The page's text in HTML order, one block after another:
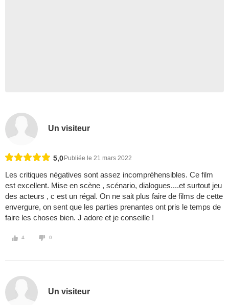
Un visiteur
5,0 Publiée le 21 mars 2022
Les critiques négatives sont assez incompréhensibles. Ce film
est excellent. Mise en scène , scénario, dialogues....et surtout jeu
des acteurs , c est un régal. On ne sait plus faire de films de cette
envergure, on sent que les parties prenantes ont pris le temps de
faire les choses bien. J adore et je conseille !
4 0
Un visiteur